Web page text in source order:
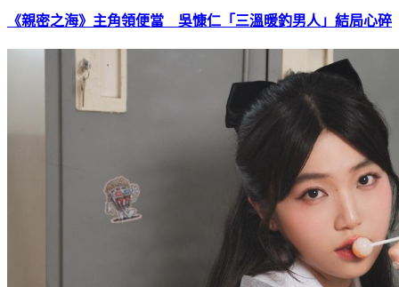
《親密之海》主角領便當 吳慷仁「三溫暖釣男人」結局心碎